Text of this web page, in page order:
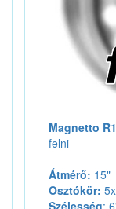
Magnetto
felni
Átmérő: 15"
Osztókör: